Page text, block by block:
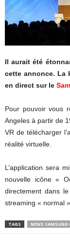
Il aurait été
cette annonce. La
en direct sur le
Pour pouvoir vous
Angeles à partir de
VR de télécharger
réalité virtuelle.
L’application sera
nouvelle icône «
directement dans
streaming « normal »
TAGS NEWS SAMSUNG